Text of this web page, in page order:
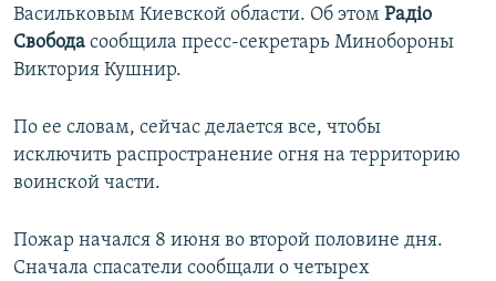
Васильковым Киевской области. Об этом Радіо
Свобода сообщила пресс-секретарь Минобороны
Виктория Кушнир.
По ее словам, сейчас делается все, чтобы
исключить распространение огня на территорию
воинской части.
Пожар начался 8 июня во второй половине дня.
Сначала спасатели сообщали о четырех